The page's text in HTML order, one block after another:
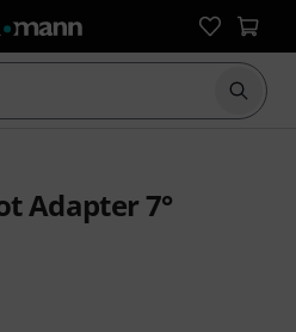
Suche
Adapter 7°
aus 10 Kundenbewertungen